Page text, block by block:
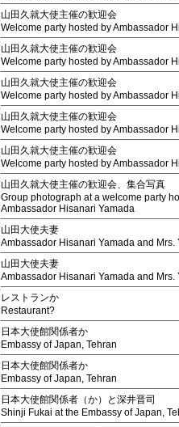
山田久就大使主催の歓迎会
Welcome party hosted by Ambassador
山田久就大使主催の歓迎会
Welcome party hosted by Ambassador
山田久就大使主催の歓迎会
Welcome party hosted by Ambassador
山田久就大使主催の歓迎会
Welcome party hosted by Ambassador
山田久就大使主催の歓迎会
Welcome party hosted by Ambassador
山田久就大使主催の歓迎会、集合写真
Group photograph at a welcome party
Ambassador Hisanari Yamada
山田大使夫妻
Ambassador Hisanari Yamada and Mrs.
山田大使夫妻
Ambassador Hisanari Yamada and Mrs.
レストランか
Restaurant?
日本大使館関係者か
Embassy of Japan, Tehran
日本大使館関係者か
Embassy of Japan, Tehran
日本大使館関係者（か）と深井晋司
Shinji Fukai at the Embassy of Japan,